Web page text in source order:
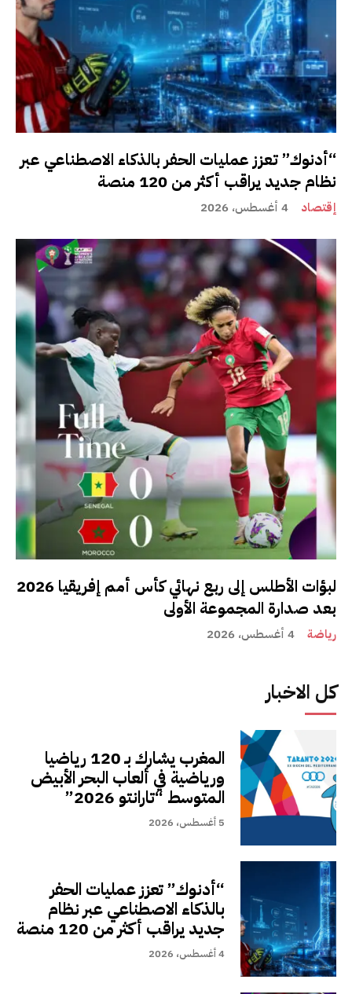
“أدنوك” تعزز عمليات الحفر بالذكاء الاصطناعي عبر
نظام جديد يراقب أكثر من 120 منصة
إقتصاد 4 أغسطس، 2026
لبؤات الأطلس إلى ربع نهائي كأس أمم إفريقيا 2026
بعد صدارة المجموعة الأولى
رياضة 4 أغسطس، 2026
كل الاخبار
المغرب يشارك بـ 120 رياضيا
ورياضية في ألعاب البحر الأبيض
المتوسط “تارانتو 2026”
5 أغسطس، 2026
“أدنوك” تعزز عمليات الحفر
بالذكاء الاصطناعي عبر نظام
جديد يراقب أكثر من 120 منصة
4 أغسطس، 2026